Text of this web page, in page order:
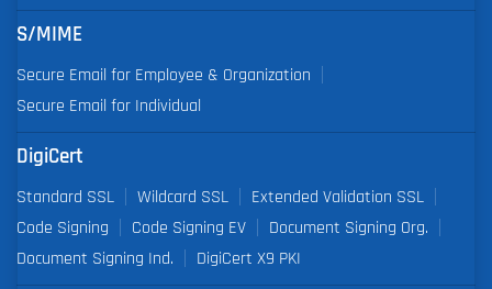
S/MIME
Secure Email for Employee & Organization
Secure Email for Individual
DigiCert
Standard SSL Wildcard SSL
Extended Validation SSL
Code Signing
Code Signing EV
Document Signing Org.
Document Signing Ind.
DigiCert X9 PKI